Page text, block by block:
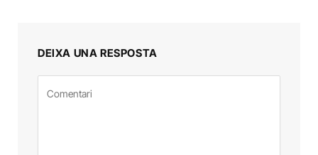
DEIXA UNA RESPOSTA